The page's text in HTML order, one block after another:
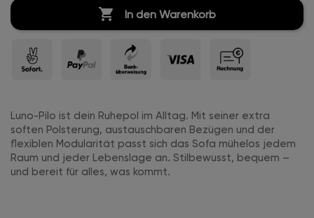
 In den Warenkorb
Luno-Pilo ist dein Ruhepol im Alltag. Mit seiner extra
soften Polsterung, austauschbaren Bezügen und der
flexiblen Modularität passt sich das Sofa mühelos jedem
Raum und jeder Lebenslage an. Stilbewusst, bequem –
und bereit für alles, was kommt.